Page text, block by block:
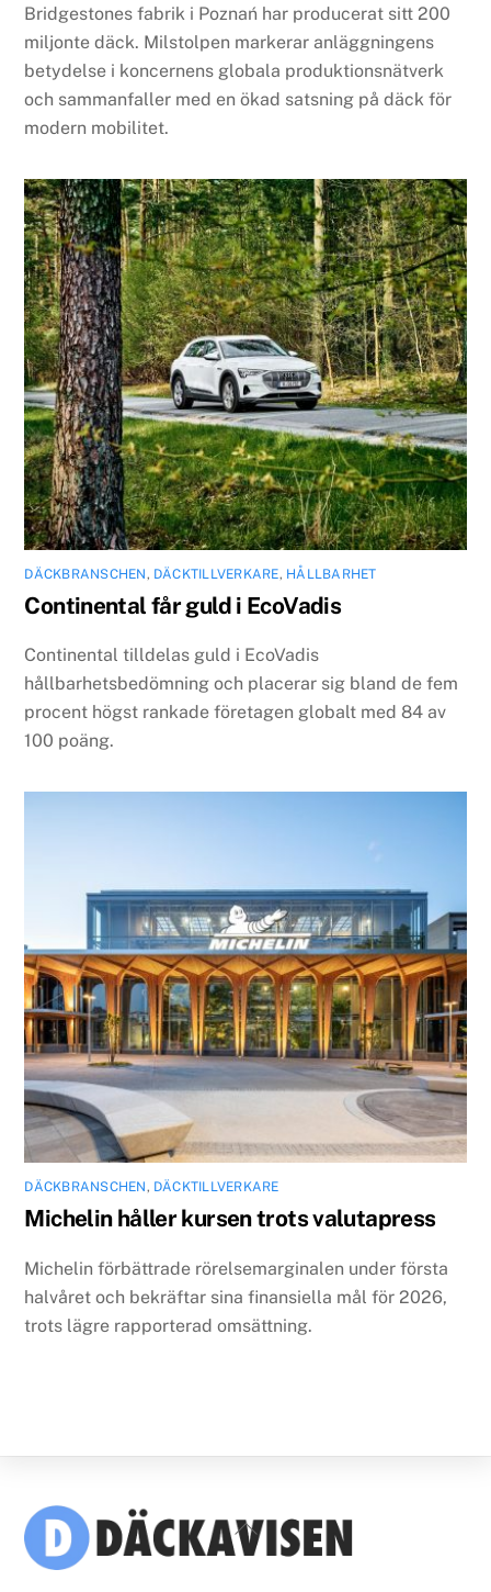
Bridgestones fabrik i Poznań har producerat sitt 200
miljonte däck. Milstolpen markerar anläggningens
betydelse i koncernens globala produktionsnätverk
och sammanfaller med en ökad satsning på däck för
modern mobilitet.
DÄCKBRANSCHEN , DÄCKTILLVERKARE, HÅLLBARHET
Continental får guld i EcoVadis
Continental tilldelas guld i EcoVadis
hållbarhetsbedömning och placerar sig bland de fem
procent högst rankade företagen globalt med 84 av
100 poäng.
DÄCKBRANSCHEN , DÄCKTILLVERKARE
Michelin håller kursen trots valutapress
Michelin förbättrade rörelsemarginalen under första
halvåret och bekräftar sina finansiella mål för 2026,
trots lägre rapporterad omsättning.
Back
To